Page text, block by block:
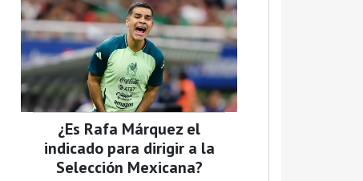
¿Es Rafa Márquez el
indicado para dirigir a la
Selección Mexicana?